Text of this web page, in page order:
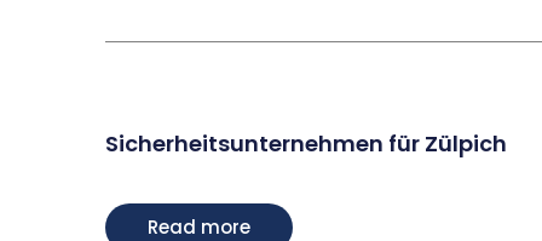
Sicherheitsunternehmen für Zülpich
Read more